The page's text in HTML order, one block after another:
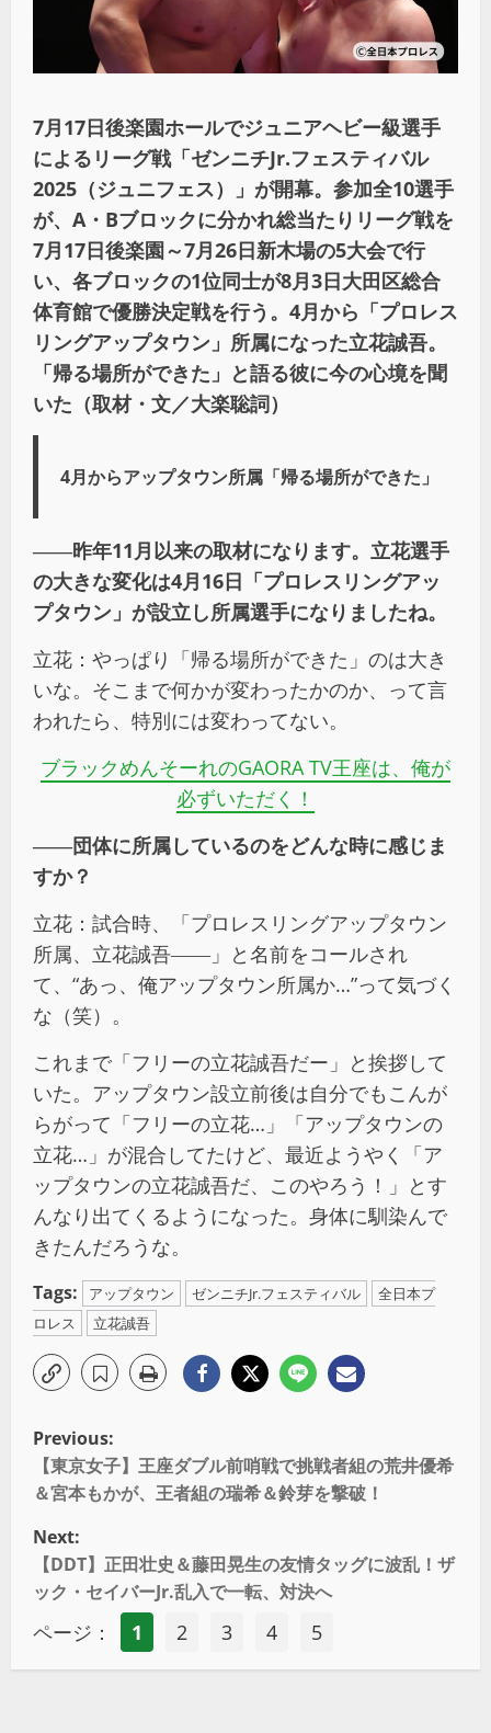
7月17日後楽園ホールでジュニアヘビー級選手
によるリーグ戦「ゼンニチJr.フェスティバル
2025（ジュニフェス）」が開幕。参加全10選手
が、A・Bブロックに分かれ総当たりリーグ戦を
7月17日後楽園～7月26日新木場の5大会で行
い、各ブロックの1位同士が8月3日大田区総合
体育館で優勝決定戦を行う。4月から「プロレス
リングアップタウン」所属になった立花誠吾。
「帰る場所ができた」と語る彼に今の心境を聞
いた（取材・文／大楽聡詞）
4月からアップタウン所属「帰る場所ができた」
――昨年11月以来の取材になります。立花選手
の大きな変化は4月16日「プロレスリングアッ
プタウン」が設立し所属選手になりましたね。
立花：やっぱり「帰る場所ができた」のは大き
いな。そこまで何かが変わったかのか、って言
われたら、特別には変わってない。
ブラックめんそーれのGAORA TV王座は、俺が
必ずいただく！
――団体に所属しているのをどんな時に感じま
すか？
立花：試合時、「プロレスリングアップタウン
所属、立花誠吾――」と名前をコールされ
て、“あっ、俺アップタウン所属か…”って気づく
な（笑）。
これまで「フリーの立花誠吾だー」と挨拶して
いた。アップタウン設立前後は自分でもこんが
らがって「フリーの立花…」「アップタウンの
立花…」が混合してたけど、最近ようやく「ア
ップタウンの立花誠吾だ、このやろう！」とす
んなり出てくるようになった。身体に馴染んで
きたんだろうな。
Tags: アップタウン ゼンニチJr.フェスティバル
全日本プ
ロレス
立花誠吾
Previous:
【東京女子】王座ダブル前哨戦で挑戦者組の荒井優希
＆宮本もかが、王者組の瑞希＆鈴芽を撃破！
Next:
【DDT】正田壮史＆藤田晃生の友情タッグに波乱！ザ
ック・セイバーJr.乱入で一転、対決へ
ページ： 1 2 3 4 5